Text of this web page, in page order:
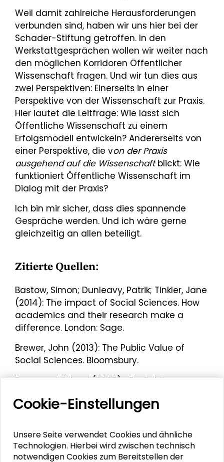
Weil damit zahlreiche Herausforderungen
verbunden sind, haben wir uns hier bei der
Schader-Stiftung getroffen. In den
Werkstattgesprächen wollen wir weiter nach
den möglichen Korridoren Öffentlicher
Wissenschaft fragen. Und wir tun dies aus
zwei Perspektiven: Einerseits in einer
Perspektive von der Wissenschaft zur Praxis.
Hier lautet die Leitfrage: Wie lässt sich
Öffentliche Wissenschaft zu einem
Erfolgsmodell entwickeln? Andererseits von
einer Perspektive, die von der Praxis
ausgehend auf die Wissenschaftblickt: Wie
funktioniert Öffentliche Wissenschaft im
Dialog mit der Praxis?
Ich bin mir sicher, dass dies spannende
Gespräche werden. Und ich wäre gerne
gleichzeitig an allen beteiligt.
Zitierte Quellen:
Bastow, Simon; Dunleavy, Patrik; Tinkler, Jane
(2014): The impact of Social Sciences. How
academics and their research make a
difference. London: Sage.
Brewer, John (2013): The Public Value of
Social Sciences. Bloomsbury.
Burawoy, Michael (2005): »For Public
4, S. 4-28.
Doing the Sociology That Hat No Name«. In:
Public Sociology. Fifteen Eminent
Cookie-Einstellungen
Unsere Seite verwendet Cookies und ähnliche
Technologien. Hierbei wird zwischen technisch
notwendigen Cookies zum Bereitstellen der